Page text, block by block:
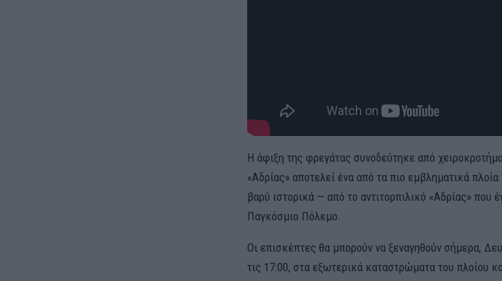
Η άφιξη της φρεγάτας συνοδεύτηκε από
«Αδρίας» αποτελεί ένα από τα πιο εμβληματικά
βαρύ ιστορικά — από το αντιτορπιλικό «Αδρίας» που
Παγκόσμιο Πόλεμο.
Οι επισκέπτες θα μπορούν να ξεναγηθούν σήμερα,
τις 17:00, στα εξωτερικά καταστρώματα του πλοίου